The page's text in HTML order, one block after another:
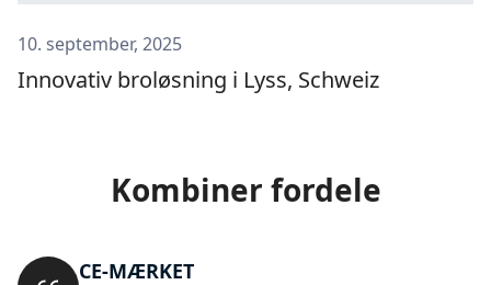
10. september, 2025
Innovativ broløsning i Lyss, Schweiz
Kombiner fordele
CE-MÆRKET